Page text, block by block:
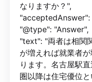
なりますか？",
"acceptedAnswer":
"@type": "Answer",
"text": "両者は相関
が増えれば就業者
ります。名古屋駅
圏以降は住宅優位